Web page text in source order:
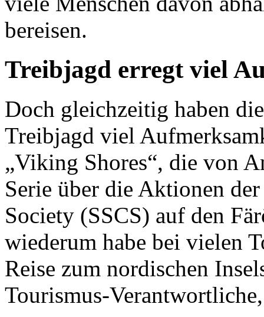
bereisen.
Treibjagd erregt viel
Doch gleichzeitig haben
Treibjagd viel
„Viking Shores“, die von
Serie über die Aktionen
Society (SSCS) auf den
wiederum habe bei vielen
Reise zum nordischen
Tourismus-